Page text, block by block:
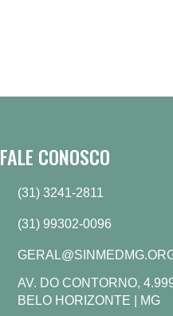
FALE CONOSCO
(31) 3241-2811
(31) 99302-0096
AV. DO CONTORNO,
BELO HORIZONTE | MG